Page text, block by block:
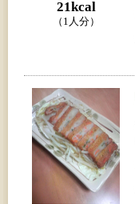
21kcal
（1人分）